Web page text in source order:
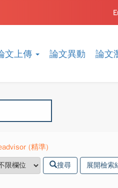
文上傳 論文異動 論文
(精準)
搜尋 展開檢索